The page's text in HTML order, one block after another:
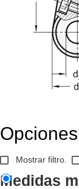
Mostrar filtro.
Medidas